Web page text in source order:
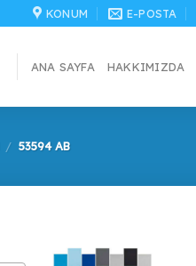
KONUM E-POSTA
ANA SAYFA HAKKIMIZDA
/ 53594 AB